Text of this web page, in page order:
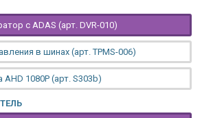
с ADAS (арт. DVR-010)
в шинах (арт. TPMS-006)
1080P (арт. S303b)